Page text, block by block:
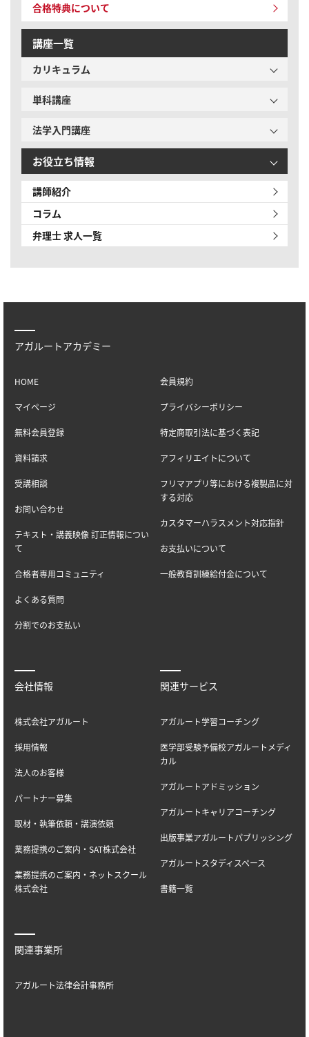
合格特典について
講座一覧
カリキュラム
単科講座
法学入門講座
お役立ち情報
講師紹介
コラム
弁理士 求人一覧
アガルートアカデミー
HOME
マイページ
無料会員登録
資料請求
受講相談
お問い合わせ
テキスト・講義映像 訂正情報につい
て
合格者専用コミュニティ
よくある質問
分割でのお支払い
会員規約
プライバシーポリシー
特定商取引法に基づく表記
アフィリエイトについて
フリマアプリ等における複製品に対
する対応
カスタマーハラスメント対応指針
お支払いについて
一般教育訓練給付金について
会社情報
株式会社アガルート
採用情報
法人のお客様
パートナー募集
取材・執筆依頼・講演依頼
業務提携のご案内・SAT株式会社
業務提携のご案内・ネットスクール
株式会社
関連サービス
アガルート学習コーチング
医学部受験予備校アガルートメディ
カル
アガルートアドミッション
アガルートキャリアコーチング
出版事業アガルートパブリッシング
アガルートスタディスペース
書籍一覧
関連事業所
アガルート法律会計事務所